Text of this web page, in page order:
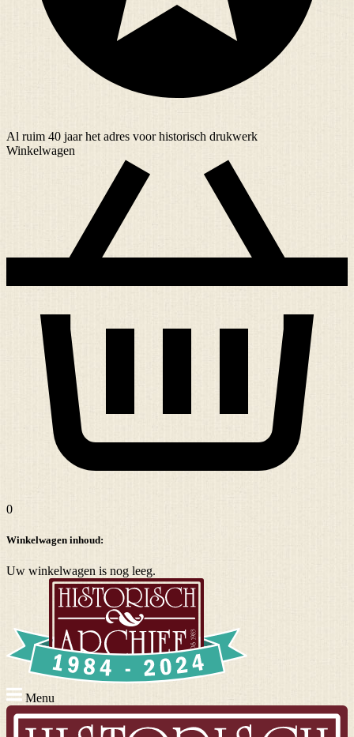
Al ruim 40 jaarhet adres voor historisch drukwerk
Winkelwagen
0
Winkelwagen inhoud:
Uw winkelwagen is nog leeg.
Menu